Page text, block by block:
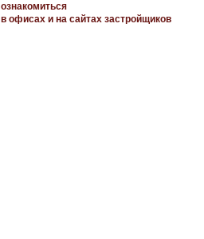
ознакомиться
в офисах и на сайтах застройщиков